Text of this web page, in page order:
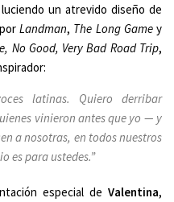
luciendo un atrevido diseño de
porLandman, The Long Gamey
No Good, Very Bad Road Trip,
latinas. Quiero derribar
vinieron antes que yo — y
a nosotras, en todos nuestros
es para ustedes.”
especial de Valentina,